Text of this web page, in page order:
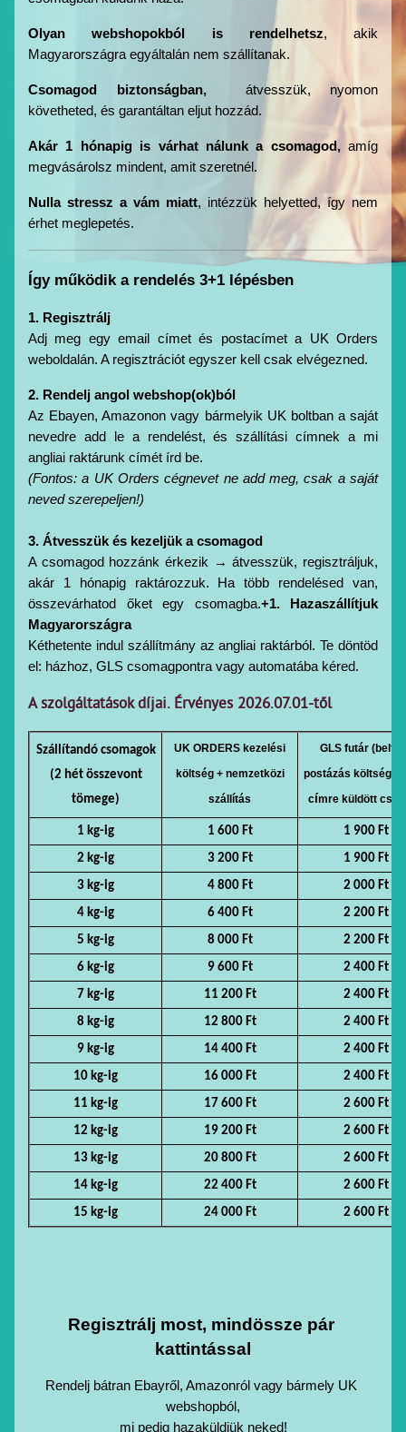
Olyan webshopokból is rendelhetsz, akik
Magyarországra egyáltalán nem szállítanak.
Csomagod biztonságban,
átvesszük, nyomon
követheted, és garantáltan eljut hozzád.
Akár 1 hónapig is várhat nálunk a csomagod, amíg
megvásárolsz mindent, amit szeretnél.
Nulla stressz a vám miatt, intézzük helyetted, így nem
érhet meglepetés.
Így működik a rendelés 3+1 lépésben
1. Regisztrálj
Adj meg egy email címet és postacímet a UK Orders
weboldalán. A regisztrációt egyszer kell csak elvégezned.
2. Rendelj angol webshop(ok)ból
Az Ebayen, Amazonon vagy bármelyik UK boltban a saját
nevedre add le a rendelést, és szállítási címnek a mi
angliai raktárunk címét írd be.
(Fontos: a UK Orders cégnevet ne add meg, csak a saját
neved szerepeljen!)
3. Átvesszük és kezeljük a csomagod
A csomagod hozzánk érkezik → átvesszük, regisztráljuk,
akár 1 hónapig raktározzuk. Ha több rendelésed van,
összevárhatod őket egy csomagba.+1. Hazaszállítjuk
Magyarországra
Kéthetente indul szállítmány az angliai raktárból. Te döntöd
el: házhoz, GLS csomagpontra vagy automatába kéred.
A szolgáltatások díjai. Érvényes 2026.07.01-től
Szállítandó csomagok
(2 hét összevont
tömege)
UK ORDERS kezelési
költség + nemzetközi
szállítás
GLS futár
postázás költsége,
címre küldött
1 kg-ig 1 600 Ft
1 900 Ft
2 kg-ig
3 200 Ft
1 900 Ft
3 kg-ig
4 800 Ft
2 000 Ft
4 kg-ig
6 400 Ft
2 200 Ft
5 kg-ig
8 000 Ft
2 200 Ft
6 kg-ig
9 600 Ft
2 400 Ft
7 kg-ig
11 200 Ft
2 400 Ft
8 kg-ig
12 800 Ft
2 400 Ft
9 kg-ig
14 400 Ft
2 400 Ft
10 kg-ig
16 000 Ft
2 400 Ft
11 kg-ig
17 600 Ft
2 600 Ft
12 kg-ig
19 200 Ft
2 600 Ft
13 kg-ig
20 800 Ft
2 600 Ft
14 kg-ig
22 400 Ft
2 600 Ft
15 kg-ig
24 000 Ft 2 600 Ft
Regisztrálj most, mindössze pár
kattintással
Rendelj bátran Ebayről, Amazonról vagy bármely UK
webshopból,
mi pedig hazaküldjük neked!